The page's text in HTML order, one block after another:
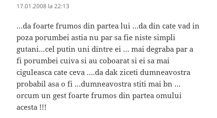
17.01.2008 la 22:13
…da foarte frumos din partea lui …da din cate vad in
poza porumbei astia nu par sa fie niste simpli
gutani…cel putin uni dintre ei … mai degraba par a
fi porumbei cuiva si au coboarat si ei sa mai
ciguleasca cate ceva ….da dak ziceti dumneavostra
probabil asa o fi …dumneavostra stiti mai bn …
orcum un gest foarte frumos din partea omului
acesta !!!